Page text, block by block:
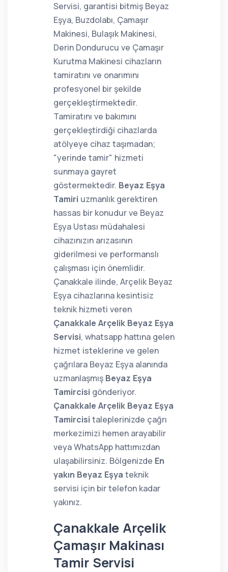
Servisi, garantisi bitmiş Beyaz
Eşya, Buzdolabı, Çamaşır
Makinesi, Bulaşık Makinesi,
Derin Dondurucu ve Çamaşır
Kurutma Makinesi cihazların
tamiratını ve onarımını
profesyonel bir şekilde
gerçekleştirmektedir.
Tamiratını ve bakımını
gerçekleştirdiği cihazlarda
atölyeye cihaz taşımadan;
"yerinde tamir" hizmeti
sunmaya gayret
göstermektedir. Beyaz Eşya
Tamiri uzmanlık gerektiren
hassas bir konudur ve Beyaz
Eşya Ustası müdahalesi
cihazınızın arızasının
giderilmesi ve performanslı
çalışması için önemlidir.
Çanakkale ilinde, Arçelik Beyaz
Eşya cihazlarına kesintisiz
teknik hizmeti veren
Çanakkale Arçelik Beyaz Eşya
Servisi, whatsapp hattına gelen
hizmet isteklerine ve gelen
çağrılara Beyaz Eşya alanında
uzmanlaşmış Beyaz Eşya
Tamircisi gönderiyor.
Çanakkale Arçelik Beyaz Eşya
Tamircisi taleplerinizde çağrı
merkezimizi hemen arayabilir
veya WhatsApp hattımızdan
ulaşabilirsiniz. Bölgenizde En
yakın Beyaz Eşya teknik
servisi için bir telefon kadar
yakınız.
Çanakkale Arçelik
Çamaşır Makinası
Tamir Servisi